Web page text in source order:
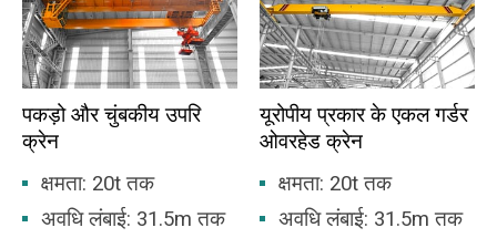
पकड़ो और चुंबकीय उपरि
क्रेन
क्षमता: 20t तक
अवधि लंबाई: 31.5m तक
यूरोपीय प्रकार के एकल गर्डर
ओवरहेड क्रेन
क्षमता: 20t तक
अवधि लंबाई: 31.5m तक